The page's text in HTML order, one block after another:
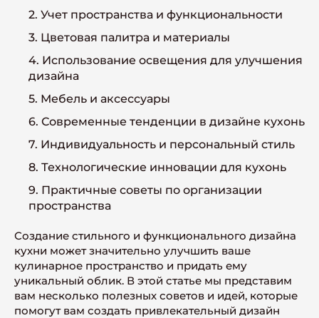
2. Учет пространства и функциональности
3. Цветовая палитра и материалы
4. Использование освещения для улучшения
дизайна
5. Мебель и аксессуары
6. Современные тенденции в дизайне кухонь
7. Индивидуальность и персональный стиль
8. Технологические инновации для кухонь
9. Практичные советы по организации
пространства
Создание стильного и функционального дизайна
кухни может значительно улучшить ваше
кулинарное пространство и придать ему
уникальный облик. В этой статье мы представим
вам несколько полезных советов и идей, которые
помогут вам создать привлекательный дизайн